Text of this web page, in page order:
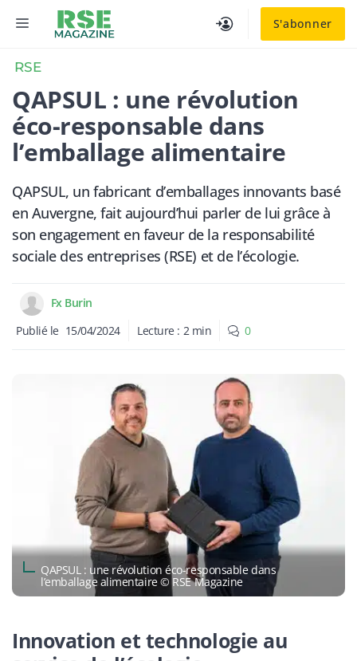
S'abonner
MENU
RSE
QAPSUL : une révolution
éco-responsable dans
l’emballage alimentaire
QAPSUL, un fabricant d’emballages innovants basé
en Auvergne, fait aujourd’hui parler de lui grâce à
son engagement en faveur de la responsabilité
sociale des entreprises (RSE) et de l’écologie.
Fx Burin
Publié le 15/04/2024 Lecture : 2 min 0
QAPSUL : une révolution éco-responsable dans
l’emballage alimentaire © RSE Magazine
Innovation et technologie au